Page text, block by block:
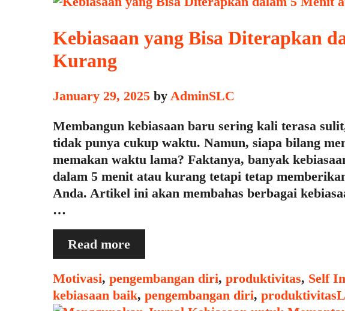
Kebiasaan yang Bisa Diterapkan
Kurang
January 29, 2025 by AdminSLC
Membangun kebiasaan baru sering kali terasa
tidak punya cukup waktu. Namun, siapa bilang
memakan waktu lama? Faktanya, banyak
dalam 5 menit atau kurang tetapi tetap
Anda. Artikel ini akan membahas berbagai
…
Read moreKebiasaan
yang
Bisa
Diterapkan
Categories
Motivasi, pengembangan diri, produktivitas, Self
kebiasaan baik, pengembangan diri, produktivitas